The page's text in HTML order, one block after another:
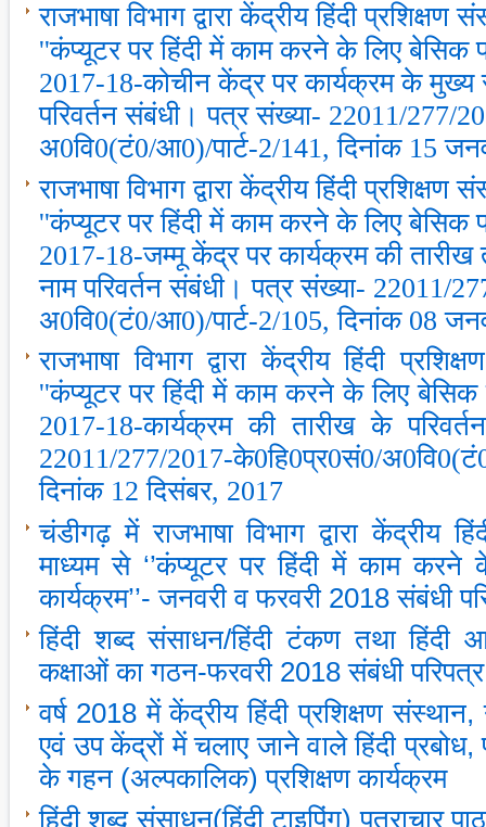
राजभाषा विभाग द्वारा केंद्रीय हिंदी
''कंप्‍यूटर पर हिंदी में काम करने के लिए बेसिक
2017-18-कोचीन केंद्र पर कार्यक्रम के
परिवर्तन संबंधी। पत्र संख्‍या- 22011/277/
अ0वि0(टं0/आ0)/पार्ट-2/141, दिनांक 15
राजभाषा विभाग द्वारा केंद्रीय हिंदी
''कंप्‍यूटर पर हिंदी में काम करने के लिए बेसिक
2017-18-जम्‍मू केंद्र पर कार्यक्रम की
नाम परिवर्तन संबंधी। पत्र संख्‍या- 22011/
अ0वि0(टं0/आ0)/पार्ट-2/105, दिनांक 08
राजभाषा विभाग द्वारा केंद्रीय हिंदी
''कंप्‍यूटर पर हिंदी में काम करने के लिए बेसिक
2017-18-कार्यक्रम की तारीख के
22011/277/2017-के0हि0प्र0सं0/
दिनांक 12 दिसंबर, 2017
चंडीगढ़ में राजभाषा विभाग द्वारा केंद्रीय
माध्‍यम से ‘’कंप्‍यूटर पर हिंदी में काम करने
कार्यक्रम’’- जनवरी व फरवरी 2018 संबंधी
हिंदी शब्‍द संसाधन/हिंदी टंकण तथा हिंदी
कक्षाओं का गठन-फरवरी 2018 संबंधी परिपत्र
वर्ष 2018 में केंद्रीय हिंदी प्रशिक्षण
एवं उप केंद्रों में चलाए जाने वाले हिंदी प्रबोध,
के गहन (अल्‍पकालिक) प्रशिक्षण कार्यक्रम
हिंदी शब्‍द संसाधन(हिंदी टाइपिंग) पत्राचार